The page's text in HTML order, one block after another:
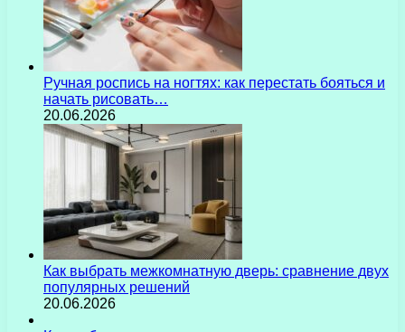
Ручная роспись на ногтях: как перестать бояться и
начать рисовать…
20.06.2026
Как выбрать межкомнатную дверь: сравнение двух
популярных решений
20.06.2026